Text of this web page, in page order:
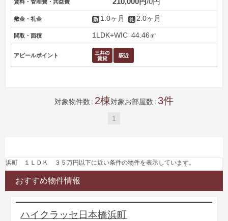
賃料・管理費・共益費
敷金・礼金 1.0ヶ月 2.0ヶ月
間取・面積 1LDK+WIC 44.46㎡
アピールポイント
対象物件数 2 対象お部屋数 3
1
浜町 １ＬＤＫ ３５万円以下に近い条件の物件を表示しています。
おすすめ物件情報
ハイクラッセ日本橋浜町